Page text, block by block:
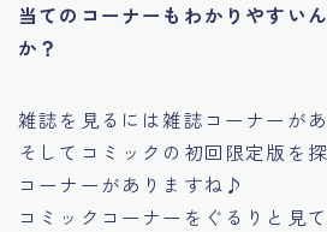
当てのコーナーもわかりやすい
か？
雑誌を見るには雑誌コーナーがあ
そしてコミックの初回限定版を
コーナーがありますね♪
コミックコーナーをぐるりと見